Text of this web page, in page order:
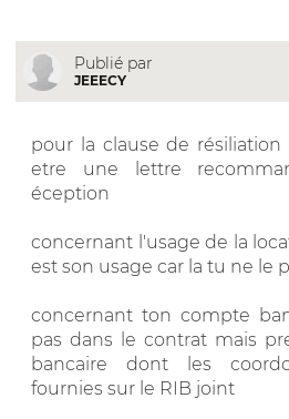
Publié par
JEEECY
pour la clause de
etre une lettre
éception
concernant l'usage de la
est son usage car la tu ne le
concernant ton compte
pas dans le contrat mais
bancaire dont les
fournies sur le RIB joint